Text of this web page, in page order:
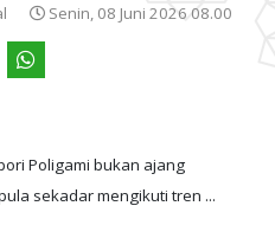
Senin, 08 Juni 2026 08.00
Poligami bukan ajang